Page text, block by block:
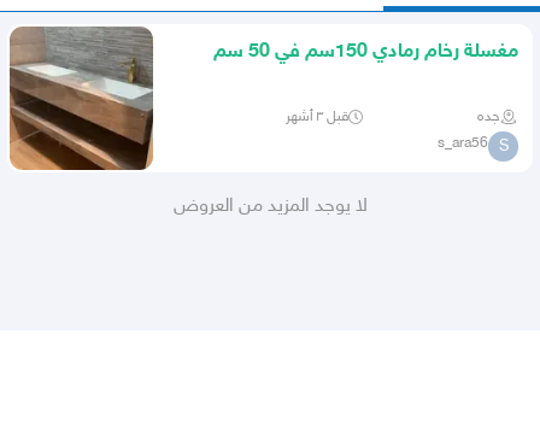
مغسلة رخام رمادي 150سم في 50 سم
جده قبل ٣ أشهر
S
s_ara56
لا يوجد المزيد من العروض